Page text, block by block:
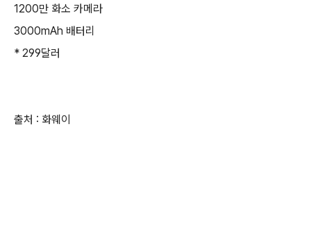
1200만 화소 카메라
3000mAh 배터리
* 299달러
출처 : 화웨이